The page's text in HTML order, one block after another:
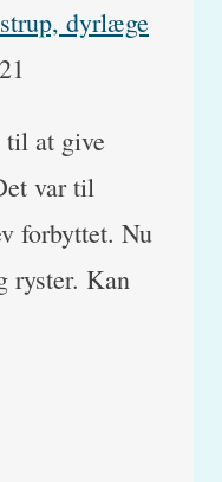
dyrlæge
til at give
var til
forbyttet. Nu
ryster. Kan